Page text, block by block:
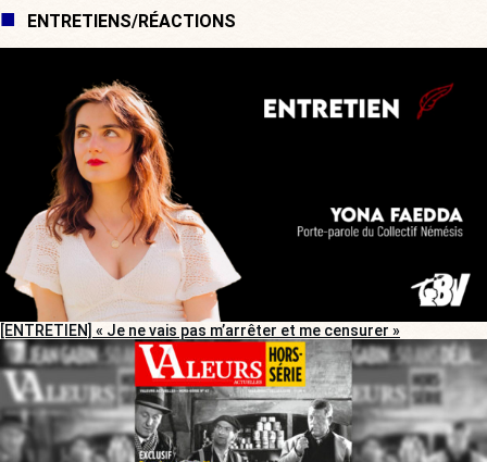
ENTRETIENS/RÉACTIONS
[ENTRETIEN] « Je ne vais pas m’arrêter et me censurer »